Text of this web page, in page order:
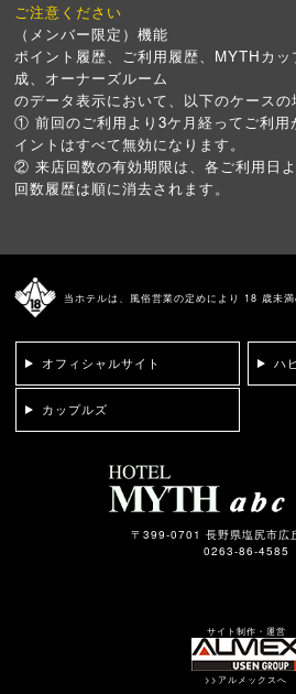
ご注意ください
（メンバー限定）機能
ポイント履歴、ご利用履歴、MYTHカ
成、オーナーズルーム
のデータ表示において、以下のケースの
① 前回のご利用より3ケ月経ってご利用
イントはすべて無効になります。
② 来店回数の有効期限は、各ご利用日
回数履歴は順に消去されます。
当ホテルは、風俗営業の定めにより 18 歳未満
オフィシャルサイト ハ
カップルズ
〒399-0701 長野県塩尻市広
0263-86-4585
サイト制作・運営
>>アルメックスへ